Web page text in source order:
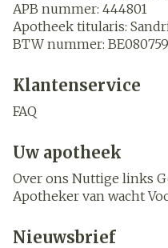
APB nummer: 444801
Apotheek titularis:
BTW nummer:
Klantenservice
FAQ
Uw apotheek
Over ons Nuttige links
Apotheker van wacht
Nieuwsbrief